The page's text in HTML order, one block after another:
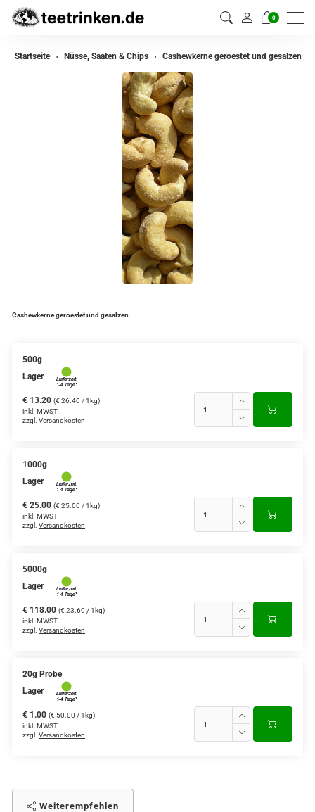
0
Startseite Nüsse, Saaten & Chips Cashewkerne geroestet und gesalzen
Cashewkerne geroestet und gesalzen
500g
Lager
€ 13.20 (€ 26.40 / 1kg)
inkl. MWST
zzgl. Versandkosten
1000g
Lager
€ 25.00 (€ 25.00 / 1kg)
inkl. MWST
zzgl. Versandkosten
5000g
Lager
€ 118.00 (€ 23.60 / 1kg)
inkl. MWST
zzgl. Versandkosten
20g Probe
Lager
€ 1.00 (€ 50.00 / 1kg)
inkl. MWST
zzgl. Versandkosten
Weiterempfehlen